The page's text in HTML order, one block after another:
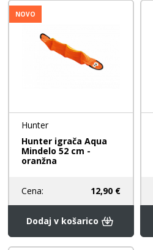
NOVO
Hunter
Hunter igrača Aqua
Mindelo 52 cm -
oranžna
Cena: 12,90 €
Dodaj v košarico